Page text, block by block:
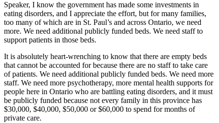
Speaker, I know the government has made some investments in
eating disorders, and I appreciate the effort, but for many families,
too many of which are in St. Paul’s and across Ontario, we need
more. We need additional publicly funded beds. We need staff to
support patients in those beds.
It is absolutely heart-wrenching to know that there are empty beds
that cannot be accounted for because there are no staff to take care
of patients. We need additional publicly funded beds. We need more
staff. We need more psychotherapy, more mental health supports for
people here in Ontario who are battling eating disorders, and it must
be publicly funded because not every family in this province has
$30,000, $40,000, $50,000 or $60,000 to spend for months of
private care.